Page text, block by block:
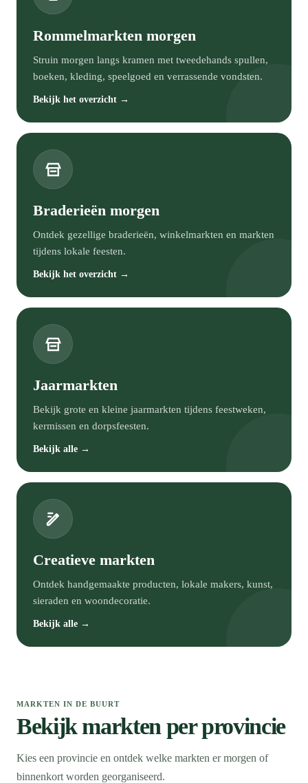
Rommelmarkten morgen
Struin morgen langs kramen met tweedehands spullen,
boeken, kleding, speelgoed en verrassende vondsten.
Bekijk het overzicht →
Braderieën morgen
Ontdek gezellige braderieën, winkelmarkten en markten
tijdens lokale feesten.
Bekijk het overzicht →
Jaarmarkten
Bekijk grote en kleine jaarmarkten tijdens feestweken,
kermissen en dorpsfeesten.
Bekijk alle →
Creatieve markten
Ontdek handgemaakte producten, lokale makers, kunst,
sieraden en woondecoratie.
Bekijk alle →
MARKTEN IN DE BUURT
Bekijk markten per provincie
Kies een provincie en ontdek welke markten er morgen of
binnenkort worden georganiseerd.